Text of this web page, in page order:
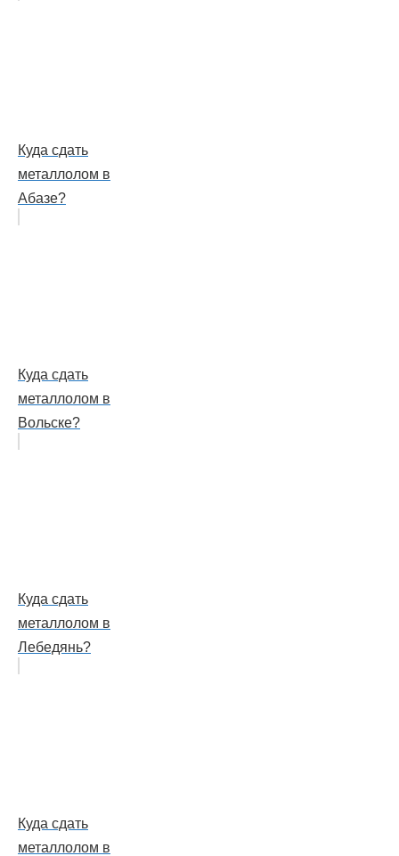
Куда сдать
металлолом в
Абазе?
Куда сдать
металлолом в
Вольске?
Куда сдать
металлолом в
Лебедянь?
Куда сдать
металлолом в